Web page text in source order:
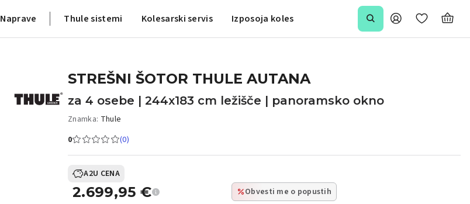
Naprave Thule sistemi Kolesarski servis Izposoja koles
STREŠNI ŠOTOR THULE AUTANA
za 4 osebe | 244x183 cm ležišče | panoramsko okno
Znamka: Thule
0
(0)
A2U CENA
2.699,95 € Obvesti me o popustih